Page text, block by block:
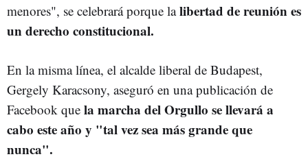
menores", se celebrará porque lalibertad de reunión es
un derecho constitucional.
En la misma línea, el alcalde liberal de Budapest,
Gergely Karacsony, aseguró en una publicación de
Facebook que la marcha del Orgullo se llevará a
cabo este año y "tal vez sea más grande que
nunca".